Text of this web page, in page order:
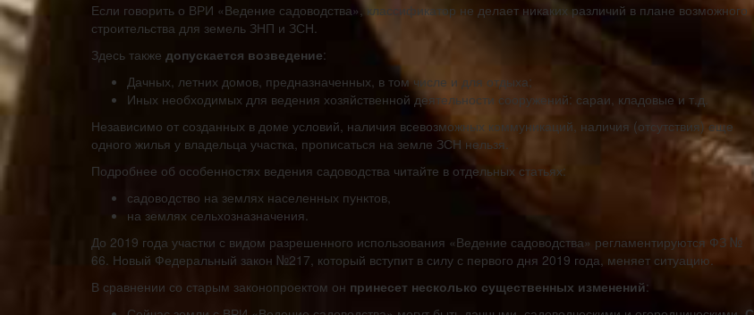
Если говорить о ВРИ «Ведение садоводства», классификатор не делает никаких различий в плане возможного
строительства для земель ЗНП и ЗСН.
Здесь также допускается возведение:
Дачных, летних домов, предназначенных, в том числе и для отдыха;
Иных необходимых для ведения хозяйственной деятельности сооружений: сараи, кладовые и т.д.
Независимо от созданных в доме условий, наличия всевозможных коммуникаций, наличия (отсутствия) еще
одного жилья у владельца участка, прописаться на земле ЗСН нельзя.
Подробнее об особенностях ведения садоводства читайте в отдельных статьях:
садоводство на землях населенных пунктов,
на землях сельхозназначения.
До 2019 года участки с видом разрешенного использования «Ведение садоводства» регламентируются ФЗ №
66. Новый Федеральный закон №217, который вступит в силу с первого дня 2019 года, меняет ситуацию.
В сравнении со старым законопроектом он принесет несколько существенных изменений: